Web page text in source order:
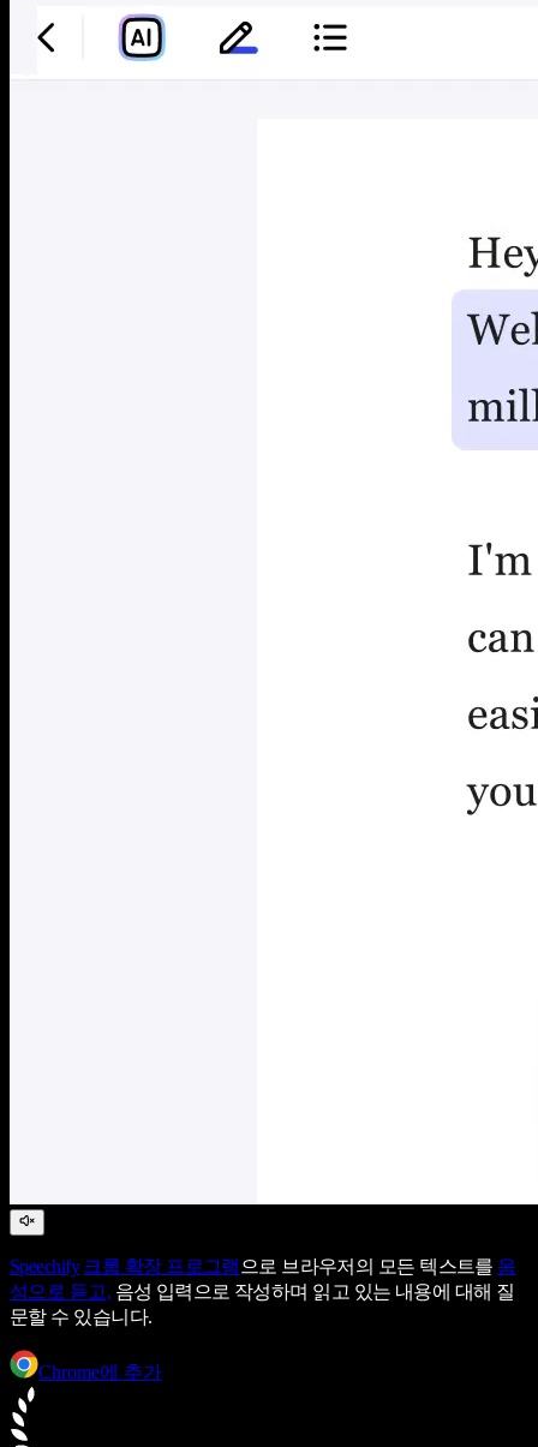
Speechify 크롬 확장 프로그램 으로 브라우저의 모든 텍스트를 음
성으로 듣고, 음성 입력으로 작성하며 읽고 있는 내용에 대해 질
문할 수 있습니다.
Chrome에 추가